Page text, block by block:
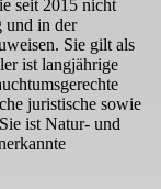
seit 2015 nicht
und in der
Sie gilt als
ist langjährige
juristische sowie
ist Natur- und